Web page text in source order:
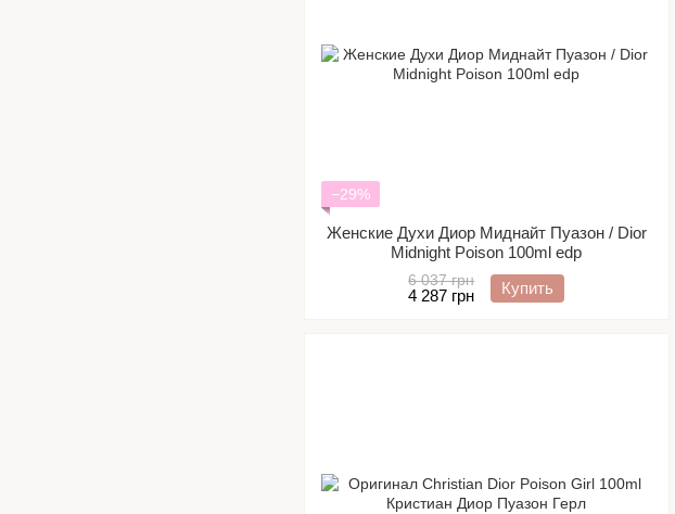
−29%
Женские Духи Диор Миднайт Пуазон / Dior
Midnight Poison 100ml edp
6 037 грн
4 287 грн Купить